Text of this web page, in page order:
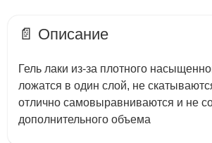
📄 Описание
Гель лаки из-за плотного
ложатся в один слой, не
отлично самовыравниваются и не
дополнительного объема